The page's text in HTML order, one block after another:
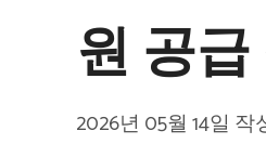
원 공
2026년 05월 14일 작